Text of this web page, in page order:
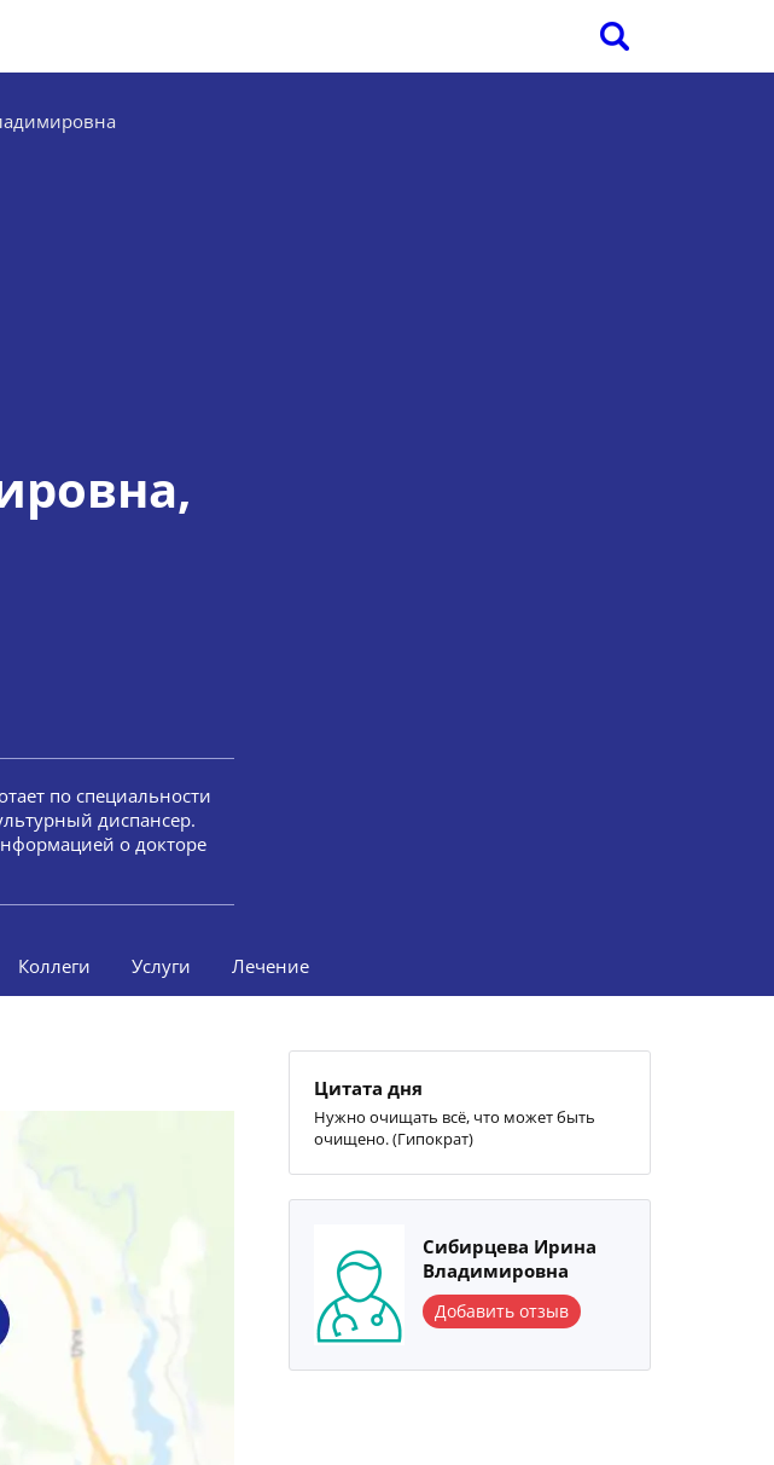
,
по специальности
диспансер.
о докторе
Коллеги Услуги Лечение
Цитата дня
Нужно очищать всё, что может быть
очищено. (Гипократ)
Сибирцева Ирина
Владимировна
Добавить отзыв